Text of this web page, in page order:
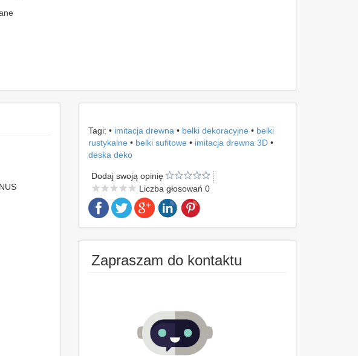
Tagi: • imitacja drewna • belki dekoracyjne • belki
rustykalne • belki sufitowe • imitacja drewna 3D •
deska deko
Dodaj swoją opinię
Liczba głosowań 0
Zapraszam do kontaktu